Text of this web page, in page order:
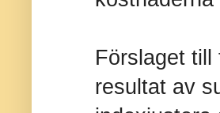
Förslaget till
resultat av